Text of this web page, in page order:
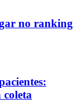
no ranking
coleta